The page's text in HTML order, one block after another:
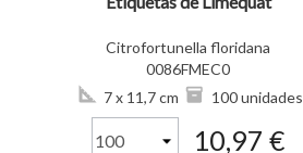
Citrofortunella floridana
0086FMEC0
7 x 11,7 cm
100 unidades
10,97 €